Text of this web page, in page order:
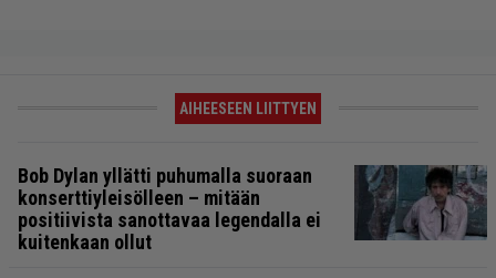
AIHEESEEN LIITTYEN
Bob Dylan yllätti puhumalla suoraan
konserttiyleisölleen – mitään
positiivista sanottavaa legendalla ei
kuitenkaan ollut